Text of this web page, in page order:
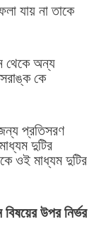
যায় না তাকে
থেকে অন্য
কে
প্রতিসরণ
দুটির
ওই মাধ্যম দুটির
উপর নির্ভর